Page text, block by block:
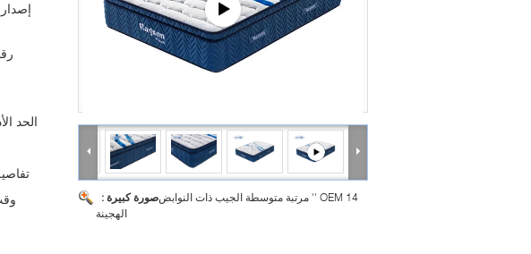
صورة كبيرة :OEM 14 '' مرتبة متوسطة الجيب ذات النوابض
الهجينة
الحد